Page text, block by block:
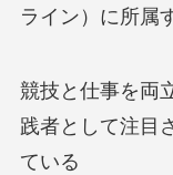
ライン）に所属
競技と仕事を両
践者として注目
ている